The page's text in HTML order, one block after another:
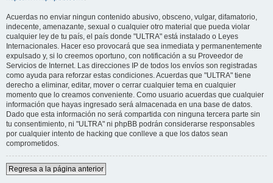
Acuerdas no enviar ningun contenido abusivo, obsceno, vulgar, difamatorio,
indecente, amenazante, sexual o cualquier otro material que pueda violar
cualquier ley de tu país, el país donde "ULTRA" está instalado o Leyes
Internacionales. Hacer eso provocará que sea inmediata y permanentemente
expulsado y, si lo creemos oportuno, con notificación a su Proveedor de
Servicios de Internet. Las direcciones IP de todos los envíos son registradas
como ayuda para reforzar estas condiciones. Acuerdas que "ULTRA" tiene
derecho a eliminar, editar, mover o cerrar cualquier tema en cualquier
momento que lo creamos conveniente. Como usuario acuerdas que cualquier
información que hayas ingresado será almacenada en una base de datos.
Dado que esta información no será compartida con ninguna tercera parte sin
tu consentimiento, ni "ULTRA" ni phpBB podrán considerarse responsables
por cualquier intento de hacking que conlleve a que los datos sean
comprometidos.
Regresa a la página anterior